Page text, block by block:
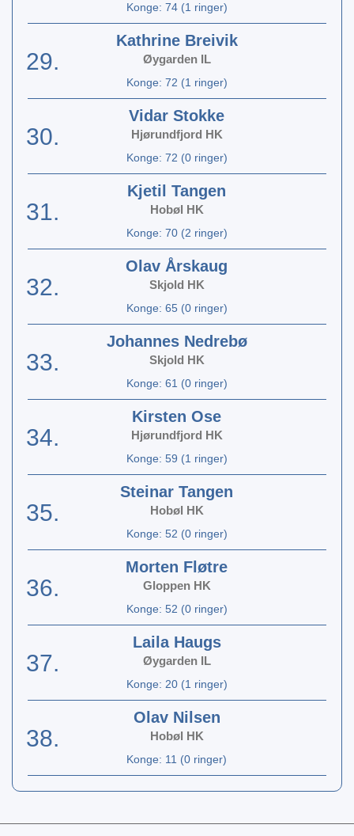
Konge: 74 (1 ringer)
29.
Kathrine Breivik
Øygarden IL
Konge: 72 (1 ringer)
30.
Vidar Stokke
Hjørundfjord HK
Konge: 72 (0 ringer)
31.
Kjetil Tangen
Hobøl HK
Konge: 70 (2 ringer)
32.
Olav Årskaug
Skjold HK
Konge: 65 (0 ringer)
33.
Johannes Nedrebø
Skjold HK
Konge: 61 (0 ringer)
34.
Kirsten Ose
Hjørundfjord HK
Konge: 59 (1 ringer)
35.
Steinar Tangen
Hobøl HK
Konge: 52 (0 ringer)
36.
Morten Fløtre
Gloppen HK
Konge: 52 (0 ringer)
37.
Laila Haugs
Øygarden IL
Konge: 20 (1 ringer)
38.
Olav Nilsen
Hobøl HK
Konge: 11 (0 ringer)